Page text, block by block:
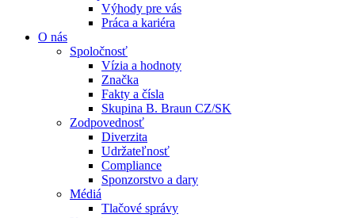
Výhody pre vás
Práca a kariéra
O nás
Spoločnosť
Vízia a hodnoty
Značka
Fakty a čísla
Skupina B. Braun CZ/SK
Zodpovednosť
Diverzita
Udržateľnosť
Compliance
Sponzorstvo a dary
Médiá
Tlačové správy